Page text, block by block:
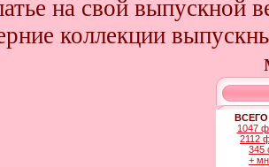
на свой выпускной
коллекции
1047
2112
345
+